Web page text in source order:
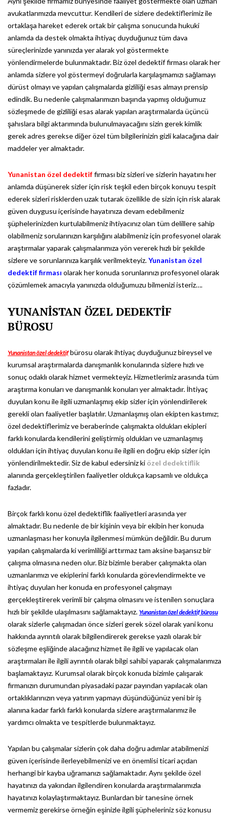
avukatlarımızda mevcuttur. Kendileri de sizlere dedektiflerimiz ile
ortaklaşa hareket ederek ortak bir çalışma sonucunda hukuki
anlamda da destek olmakta ihtiyaç duyduğunuz tüm dava
süreçlerinizde yanınızda yer alarak yol göstermekte
yönlendirmelerde bulunmaktadır. Biz özel dedektif firması olarak her
anlamda sizlere yol göstermeyi doğrularla karşılaşmamızı sağlamayı
dürüst olmayı ve yapılan çalışmalarda gizliliği esas almayı prensip
edindik. Bu nedenle çalışmalarımızın başında yapmış olduğumuz
sözleşmede de gizliliği esas alarak yapılan araştırmalarda üçüncü
şahıslara bilgi aktarımında bulunulmayacağını sizin gerek kimlik
gerek adres gerekse diğer özel tüm bilgilerinizin gizli kalacağına dair
maddeler yer almaktadır.
Yunanistan özel dedektiffirması biz sizleri ve sizlerin hayatını her
anlamda düşünerek sizler için risk teşkil eden birçok konuyu tespit
ederek sizleri risklerden uzak tutarak özellikle de sizin için risk alarak
güven duygusu içerisinde hayatınıza devam edebilmeniz
şüphelerinizden kurtulabilmeniz ihtiyacınız olan tüm delillere sahip
olabilmeniz sorularınızın karşılığını alabilmeniz için profesyonel olarak
araştırmalar yaparak çalışmalarımıza yön vererek hızlı bir şekilde
sizlere ve sorunlarınıza karşılık verilmekteyiz.Yunanistan özel
dedektif firması olarak her konuda sorunlarınızı profesyonel olarak
çözümlemek amacıyla yanınızda olduğumuzu bilmenizi isteriz….
YUNANİSTAN ÖZEL DEDEKTİF
BÜROSU
Yunanistan özel dedektifbürosu olarak ihtiyaç duyduğunuz bireysel ve
kurumsal araştırmalarda danışmanlık konularında sizlere hızlı ve
sonuç odaklı olarak hizmet vermekteyiz. Hizmetlerimiz arasında tüm
araştırma konuları ve danışmanlık konuları yer almaktadır. İhtiyaç
duyulan konu ile ilgili uzmanlaşmış ekip sizler için yönlendirilerek
gerekli olan faaliyetler başlatılır. Uzmanlaşmış olan ekipten kastımız;
özel dedektiflerimiz ve beraberinde çalışmakta oldukları ekipleri
farklı konularda kendilerini geliştirmiş oldukları ve uzmanlaşmış
oldukları için ihtiyaç duyulan konu ile ilgili en doğru ekip sizler için
yönlendirilmektedir. Siz de kabul edersiniz ki özel dedektiflik
alanında gerçekleştirilen faaliyetler oldukça kapsamlı ve oldukça
fazladır.
Birçok farklı konu özel dedektiflik faaliyetleri arasında yer
almaktadır. Bu nedenle de bir kişinin veya bir ekibin her konuda
uzmanlaşması her konuyla ilgilenmesi mümkün değildir. Bu durum
yapılan çalışmalarda ki verimliliği arttırmaz tam aksine başarısız bir
çalışma olmasına neden olur. Biz bizimle beraber çalışmakta olan
uzmanlarımızı ve ekiplerini farklı konularda görevlendirmekte ve
ihtiyaç duyulan her konuda en profesyonel çalışmayı
gerçekleştirerek verimli bir çalışma olmasını ve istenilen sonuçlara
hızlı bir şekilde ulaşılmasını sağlamaktayız. Yunanistan özel dedektif bürosu
olarak sizlerle çalışmadan önce sizleri gerek sözel olarak yani konu
hakkında ayrıntılı olarak bilgilendirerek gerekse yazılı olarak bir
sözleşme eşliğinde alacağınız hizmet ile ilgili ve yapılacak olan
araştırmaları ile ilgili ayrıntılı olarak bilgi sahibi yaparak çalışmalarımıza
başlamaktayız. Kurumsal olarak birçok konuda bizimle çalışarak
firmanızın durumundan piyasadaki pazar payından yapılacak olan
ortaklıklarınızın veya yatırım yapmayı düşündüğünüz yeni bir iş
alanına kadar farklı farklı konularda sizlere araştırmalarımız ile
yardımcı olmakta ve tespitlerde bulunmaktayız.
Yapılan bu çalışmalar sizlerin çok daha doğru adımlar atabilmenizi
güven içerisinde ilerleyebilmenizi ve en önemlisi ticari açıdan
herhangi bir kayba uğramanızı sağlamaktadır. Aynı şekilde özel
hayatınızı da yakından ilgilendiren konularda araştırmalarımızla
hayatınızı kolaylaştırmaktayız. Bunlardan bir tanesine örnek
vermemiz gerekirse örneğin eşinizle ilgili şüpheleriniz söz konusu